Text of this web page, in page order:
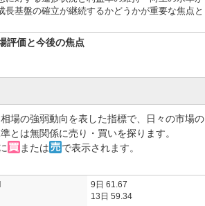
基盤の確立が継続するかどうかが重要な焦点と
評価と今後の焦点
方で、採算面の圧力がないかどうかも引き続き注
場の強弱動向を表した指標で、日々の市場の
とは無関係に売り・買いを探ります。
または で表示されます。
9日 61.67
13日 59.34